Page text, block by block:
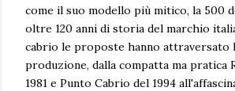
come il suo modello più mitico, la 500
oltre 120 anni di storia del marchio
cabrio le proposte hanno attraversato
produzione, dalla compatta ma pratica
1981 e Punto Cabrio del 1994